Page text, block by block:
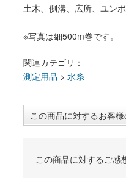
土木、側溝、広所、ユン
※写真は細500m巻です。
関連カテゴリ：
測定用品 > 水糸
この商品に対するお客
この商品に対するご感